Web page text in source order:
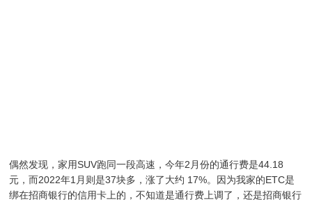
偶然发现，家用SUV跑同一段高速，今年2月份的通行费是44.18
元，而2022年1月则是37块多，涨了大约 17%。因为我家的ETC是
绑在招商银行的信用卡上的，不知道是通行费上调了，还是招商银行